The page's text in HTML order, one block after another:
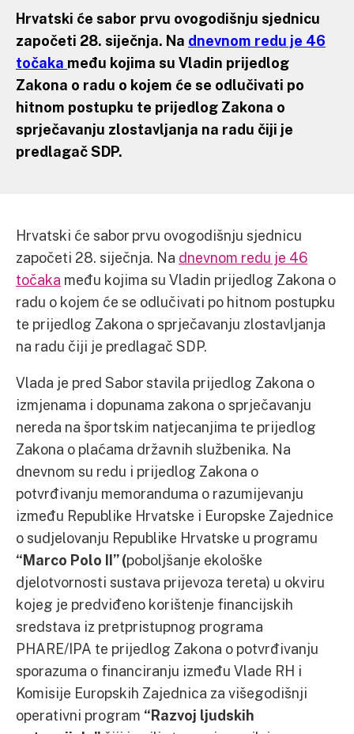
Hrvatski će sabor prvu ovogodišnju sjednicu
započeti 28. siječnja. Na dnevnom redu je 46
točaka među kojima su Vladin prijedlog
Zakona o radu o kojem će se odlučivati po
hitnom postupku te prijedlog Zakona o
sprječavanju zlostavljanja na radu čiji je
predlagač SDP.
Hrvatski će sabor prvu ovogodišnju sjednicu
započeti 28. siječnja. Na dnevnom redu je 46
točaka među kojima su Vladin prijedlog Zakona o
radu o kojem će se odlučivati po hitnom postupku
te prijedlog Zakona o sprječavanju zlostavljanja
na radu čiji je predlagač SDP.
Vlada je pred Sabor stavila prijedlog Zakona o
izmjenama i dopunama zakona o sprječavanju
nereda na športskim natjecanjima te prijedlog
Zakona o plaćama državnih službenika. Na
dnevnom su redu i prijedlog Zakona o
potvrđivanju memoranduma o razumijevanju
između Republike Hrvatske i Europske Zajednice
o sudjelovanju Republike Hrvatske u programu
“Marco Polo II” (poboljšanje ekološke
djelotvornosti sustava prijevoza tereta) u okviru
kojeg je predviđeno korištenje financijskih
sredstava iz pretpristupnog programa
PHARE/IPA te prijedlog Zakona o potvrđivanju
sporazuma o financiranju između Vlade RH i
Komisije Europskih Zajednica za višegodišnji
operativni program “Razvoj ljudskih